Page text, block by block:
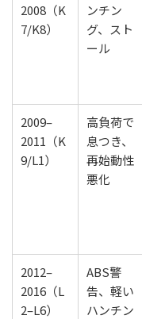
2008（K
7/K8）
ンチン
グ、スト
ール
2009–
2011（K
9/L1）
高負荷で
息つき、
再始動性
悪化
2012–
2016（L
2–L6）
ABS警
告、軽い
ハンチン